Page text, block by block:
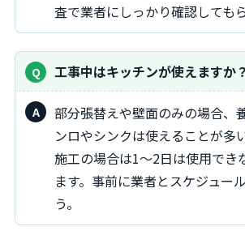
査で業者にしっかり確認しても
工事中はキッチンが使えますか？
部分張替えや壁面のみの場合、養生をすればコ
ンロやシンクは使えることが多
施工の場合は1〜2日は使用でき
ます。事前に業者とスケジュー
う。